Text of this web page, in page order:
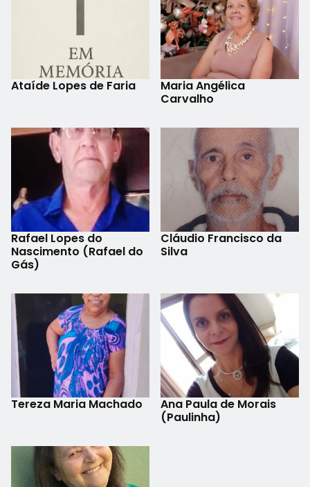
Ataíde Lopes de Faria
Maria Angélica
Carvalho
Rafael Lopes do
Nascimento (Rafael do
Gás)
Cláudio Francisco da
Silva
Tereza Maria Machado
Ana Paula de Morais
(Paulinha)